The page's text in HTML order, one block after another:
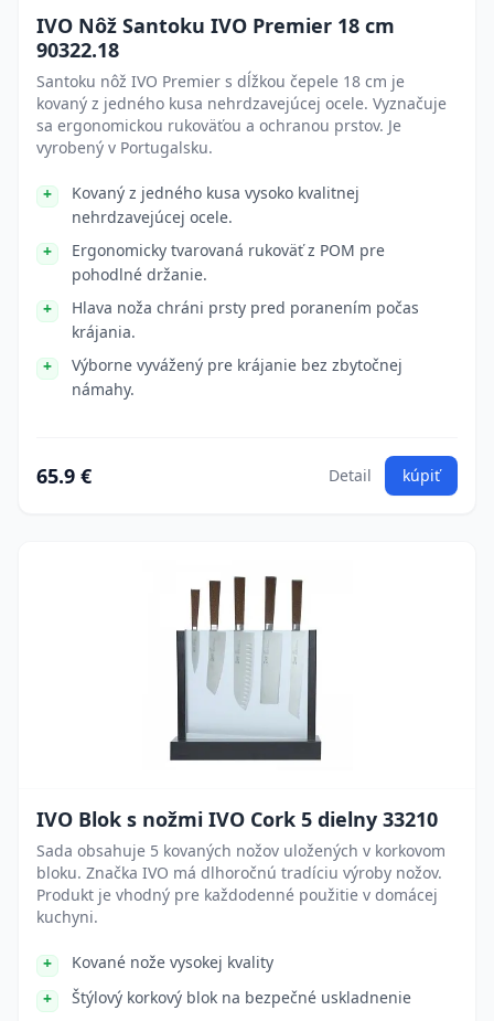
IVO Nôž Santoku IVO Premier 18 cm
90322.18
Santoku nôž IVO Premier s dĺžkou čepele 18 cm je
kovaný z jedného kusa nehrdzavejúcej ocele. Vyznačuje
sa ergonomickou rukoväťou a ochranou prstov. Je
vyrobený v Portugalsku.
Kovaný z jedného kusa vysoko kvalitnej
nehrdzavejúcej ocele.
Ergonomicky tvarovaná rukoväť z POM pre
pohodlné držanie.
Hlava noža chráni prsty pred poranením počas
krájania.
Výborne vyvážený pre krájanie bez zbytočnej
námahy.
65.9 € Detail kúpiť
IVO Blok s nožmi IVO Cork 5 dielny 33210
Sada obsahuje 5 kovaných nožov uložených v korkovom
bloku. Značka IVO má dlhoročnú tradíciu výroby nožov.
Produkt je vhodný pre každodenné použitie v domácej
kuchyni.
Kované nože vysokej kvality
Štýlový korkový blok na bezpečné uskladnenie